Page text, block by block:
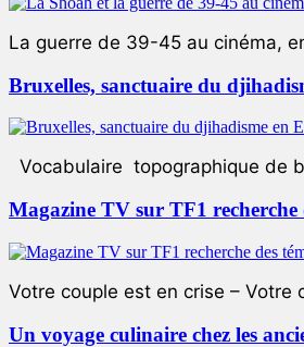
La guerre de 39-45 au cinéma,
Bruxelles, sanctuaire du
Vocabulaire topographique de
Magazine TV sur TF1 recherche
Votre couple est en crise – Votre
Un voyage culinaire chez les